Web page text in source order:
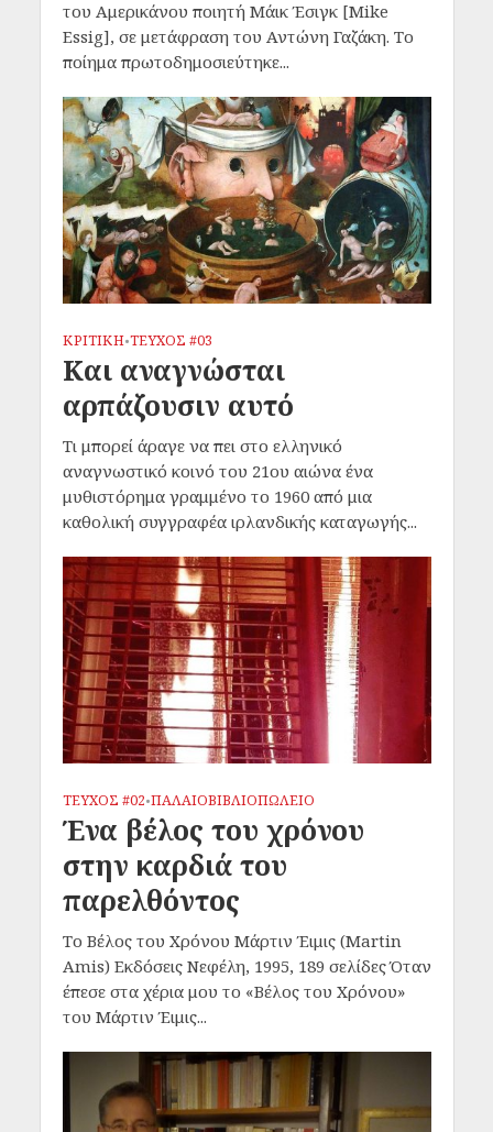
του Αμερικάνου ποιητή Μάικ Έσιγκ [Mike
Essig], σε μετάφραση του Αντώνη Γαζάκη. Το
ποίημα πρωτοδημοσιεύτηκε...
ΚΡΙΤΙΚΗ•ΤΕΥΧΟΣ #03
Και αναγνώσται
αρπάζουσιν αυτό
Τι μπορεί άραγε να πει στο ελληνικό
αναγνωστικό κοινό του 21ου αιώνα ένα
μυθιστόρημα γραμμένο το 1960 από μια
καθολική συγγραφέα ιρλανδικής καταγωγής...
ΤΕΥΧΟΣ #02•ΠΑΛΑΙΟΒΙΒΛΙΟΠΩΛΕΙΟ
Ένα βέλος του χρόνου
στην καρδιά του
παρελθόντος
Το Βέλος του Χρόνου Μάρτιν Έιμις (Martin
Amis) Εκδόσεις Νεφέλη, 1995, 189 σελίδες Όταν
έπεσε στα χέρια μου το «Βέλος του Χρόνου»
του Μάρτιν Έιμις...